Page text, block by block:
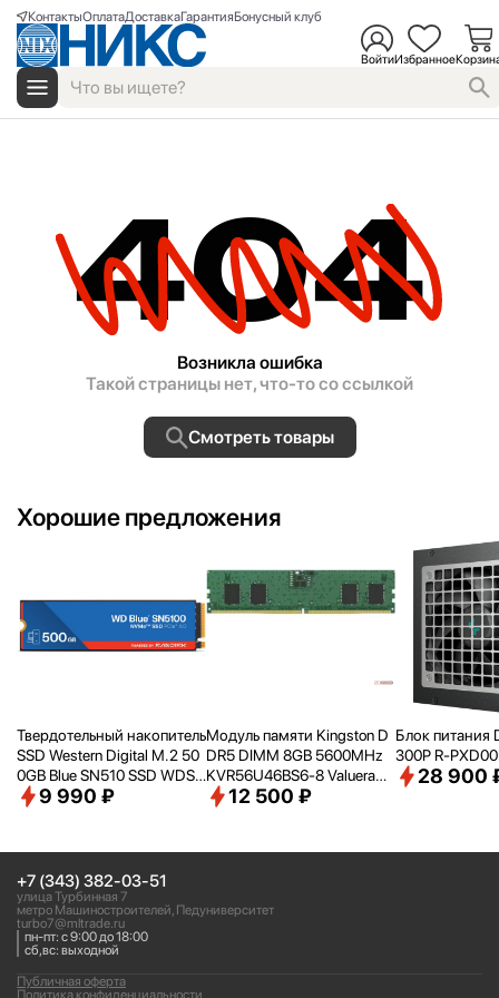
КонтактыОплатаДоставкаГарантияБонусный клуб
ВойтиИзбранное
404
Возникла ошибка
Такой страницы нет, что-то со ссылкой
Смотреть товары
Хорошие предложения
Твердотельный накопитель
SSD Western Digital M.2 50
0GB Blue SN510 SSD WDS5
00G5B0E PCIe NVMe 4.0 x
9 990 ₽
Модуль памяти Kingston D
DR5 DIMM 8GB 5600MHz
KVR56U46BS6-8 Valueram
RTL PC5-44800 CL46 288-
12 500 ₽
Блок питания
300P R-
28 900
+7 (343) 382-03-51
улица Турбинная 7
метро Машиностроителей, Педуниверситет
turbo7@mltrade.ru
пн-пт: с 9:00 до 18:00
сб,вс: выходной
Политика конфиденциальности
Публичная оферта